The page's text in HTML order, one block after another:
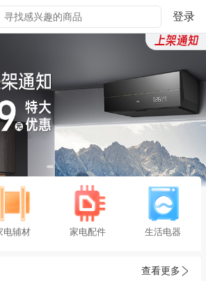
登录
电辅材 家电配件 生活电器
查看更多